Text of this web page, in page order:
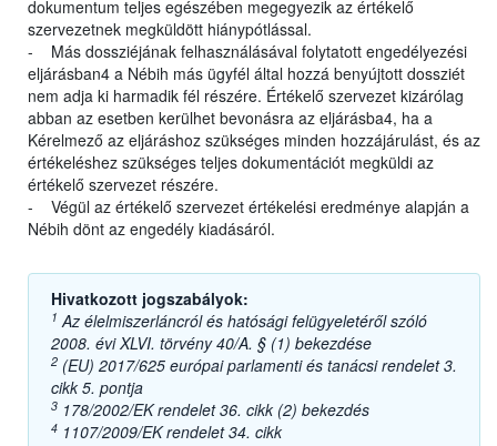
dokumentum teljes egészében megegyezik az értékelő
szervezetnek megküldött hiánypótlással.
- Más dossziéjának felhasználásával folytatott engedélyezési
eljárásban4 a Nébih más ügyfél által hozzá benyújtott dossziét
nem adja ki harmadik fél részére. Értékelő szervezet kizárólag
abban az esetben kerülhet bevonásra az eljárásba4, ha a
Kérelmező az eljáráshoz szükséges minden hozzájárulást, és az
értékeléshez szükséges teljes dokumentációt megküldi az
értékelő szervezet részére.
- Végül az értékelő szervezet értékelési eredménye alapján a
Nébih dönt az engedély kiadásáról.
Hivatkozott jogszabályok:
1 Az élelmiszerláncról és hatósági felügyeletéről szóló
2008. évi XLVI. törvény 40/A. § (1) bekezdése
2 (EU) 2017/625 európai parlamenti és tanácsi rendelet 3.
cikk 5. pontja
3 178/2002/EK rendelet 36. cikk (2) bekezdés
4 1107/2009/EK rendelet 34. cikk